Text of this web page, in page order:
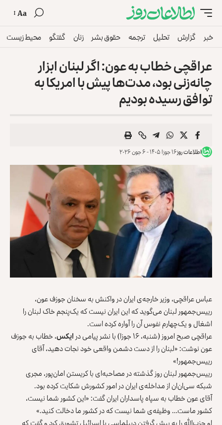
Aa
خبر گزارش تحلیل ترجمه حقوق بشر زنان گفتگو محیط زیست
عراقچی خطاب به عون: اگر لبنان ابزار
چانه‌زنی بود، مدت‌ها پیش با امریکا به
توافق رسیده بودیم
اطلاعات روز۱۶ جوزا ۱۴۰۵ - ۶ جون ۲۰۲۶
عباس عراقچی، وزیر خارجه‌ی ایران در واکنش به سخنان جوزف عون،
رییس‌جمهور لبنان می‌گوید که این ایران نیست که یک‌پنجم خاک لبنان را
اشغال و یک‌چهارم نفوس آن را آواره کرده است.
عراقچی صبح امروز (شنبه، ۱۶ جوزا) با نشر پیامی در
ایکس، خطاب به جوزف
عون نوشت: «لبنان را از دست دشمن واقعی خود نجات دهید، آقای
رییس‌جمهور!»
رییس‌جمهور لبنان روز گذشته در مصاحبه‌ای با کریستن امان‌پور، مجری
شبکه سی‌ان‌ان از مداخله‌ی ایران در امور کشورش شکایت کرده بود.
آقای عون خطاب به سپاه پاسداران ایران گفت: «این کشور شما نیست،
کشور ماست… وظیفه‌ی شما نیست که در کشور ما دخالت کنید.»